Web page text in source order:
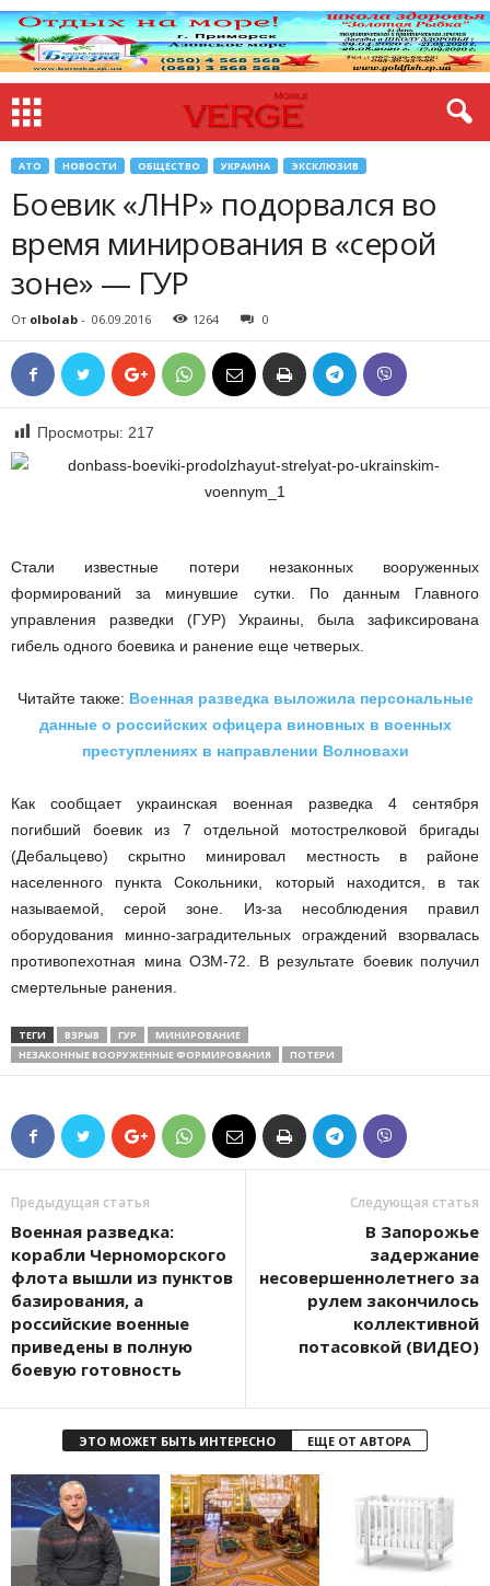
АТО НОВОСТИ ОБЩЕСТВО УКРАИНА ЭКСКЛЮЗИВ
Боевик «ЛНР» подорвался во
время минирования в «серой
зоне» — ГУР
От olbolab - 06.09.2016 1264 0
Просмотры: 217
Стали известные потери незаконных вооруженных
формирований за минувшие сутки. По данным Главного
управления разведки (ГУР) Украины, была зафиксирована
гибель одного боевика и ранение еще четверых.
Читайте также: Военная разведка выложила персональные
данные о российских офицера виновных в военных
преступлениях в направлении Волновахи
Как сообщает украинская военная разведка 4 сентября
погибший боевик из 7 отдельной мотострелковой бригады
(Дебальцево) скрытно минировал местность в районе
населенного пункта Сокольники, который находится, в так
называемой, серой зоне. Из-за несоблюдения правил
оборудования минно-заградительных ограждений взорвалась
противопехотная мина ОЗМ-72. В результате боевик получил
смертельные ранения.
ТЕГИ ВЗРЫВ ГУР
МИНИРОВАНИЕ
НЕЗАКОННЫЕ ВООРУЖЕННЫЕ ФОРМИРОВАНИЯ
ПОТЕРИ
Предыдущая статья
Военная разведка:
корабли Черноморского
флота вышли из пунктов
базирования, а
российские военные
приведены в полную
боевую готовность
Следующая статья
В Запорожье
задержание
несовершеннолетнего за
рулем закончилось
коллективной
потасовкой (ВИДЕО)
ЭТО МОЖЕТ БЫТЬ ИНТЕРЕСНО ЕЩЕ ОТ АВТОРА